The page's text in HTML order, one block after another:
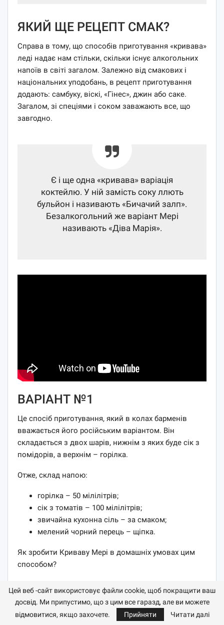
ЯКИЙ ЩЕ РЕЦЕПТ СМАК?
Справа в тому, що способів приготування «кривава»
леді надає нам стільки, скільки існує алкогольних
напоїв в світі загалом. Залежно від смакових і
національних уподобань, в рецепт приготування
додають: самбуку, віскі, «Гінес», джин або саке.
Загалом, зі спеціями і соком заважають все, що
завгодно.
Є і ще одна «кривава» варіація
коктейлю. У ній замість соку ллють
бульйон і називають «Бичачий залп».
Безалкогольний же варіант Мері
називають «Діва Марія».
ВАРІАНТ №1
Це спосіб приготування, який в колах барменів
вважається його російським варіантом. Він
складається з двох шарів, нижнім з яких буде сік з
помідорів, а верхнім – горілка.
Отже, склад напою:
горілка – 50 мілілітрів;
сік з томатів – 100 мілілітрів;
звичайна кухонна сіль – за смаком;
мелений чорний перець – щіпка.
Як зробити Криваву Мері в домашніх умовах цим
способом?
Додаємо в нього сіль, а також перець і
перемішуємо.
Зверху знову зовсім трошки солимо і перчимо
Цей веб -сайт використовує файли cookie, щоб покращити ваш
досвід. Ми припустимо, що з цим все гаразд, але ви можете
відмовитися, якщо захочете.
Прийняти Читати далі